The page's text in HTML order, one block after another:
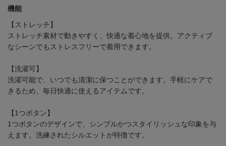
機能
【ストレッチ】
ストレッチ素材で動きやすく、快適な着心地を提供。アクティブ
なシーンでもストレスフリーで着用できます。
【洗濯可】
洗濯可能で、いつでも清潔に保つことができます。手軽にケアで
きるため、毎日快適に使えるアイテムです。
【1つボタン】
1つボタンのデザインで、シンプルかつスタイリッシュな印象を与
えます。洗練されたシルエットが特徴です。